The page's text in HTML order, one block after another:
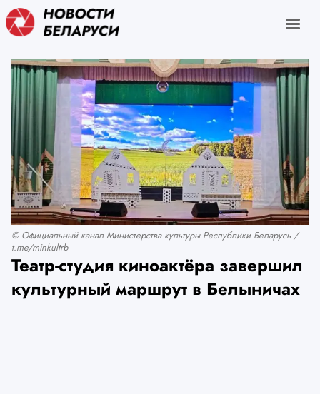
© Официальный канал Министерства культуры Республики Беларусь /
t.me/minkultrb
Театр-студия киноактёра завершил
культурный маршрут в Белыничах